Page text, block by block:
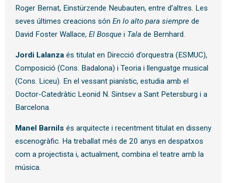
Roger Bernat, Einstürzende Neubauten, entre d’altres. Les
seves últimes creacions són En lo alto para siempre de
David Foster Wallace, El Bosquei Tala de Bernhard.
Jordi Lalanzaés titulat en Direcció d’orquestra (ESMUC),
Composició (Cons. Badalona) i Teoria i llenguatge musical
(Cons. Liceu). En el vessant pianístic, estudia amb el
Doctor-Catedràtic Leonid N. Sintsev a Sant Petersburg i a
Barcelona.
Manel Barnils és arquitecte i recentment titulat en disseny
escenogràfic. Ha treballat més de 20 anys en despatxos
com a projectista i, actualment, combina el teatre amb la
música.